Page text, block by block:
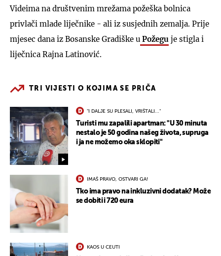
Videima na društvenim mrežama požeška bolnica
privlači mlade liječnike - ali iz susjednih zemalja. Prije
mjesec dana iz Bosanske Gradiške u Požegu je stigla i
liječnica Rajna Latinović.
TRI VIJESTI O KOJIMA SE PRIČA
"I DALJE SU PLESALI, VRIŠTALI..."
Turisti mu zapalili apartman: "U 30 minuta
nestalo je 50 godina našeg života, supruga
i ja ne možemo oka sklopiti"
IMAŠ PRAVO, OSTVARI GA!
Tko ima pravo na inkluzivni dodatak? Može
se dobiti i 720 eura
KAOS U CEUTI